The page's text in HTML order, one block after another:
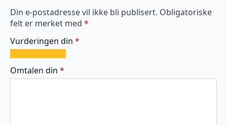
Din e-postadresse vil ikke bli publisert. Obligatoriske
felt er merket med *
Vurderingen din *
av
5
av
5
av
5
av
5
av
5
Omtalen din *